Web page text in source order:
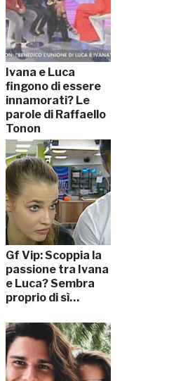
Ivana e Luca
fingono di essere
innamorati? Le
parole di Raffaello
Tonon
Gf Vip: Scoppia la
passione tra Ivana
e Luca? Sembra
proprio di sì…